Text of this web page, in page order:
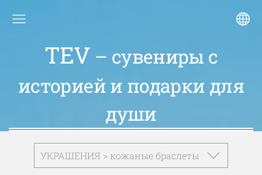
TEV – сувениры с
историей и подарки для
души
УКРАШЕНИЯ > кожаные браслеты